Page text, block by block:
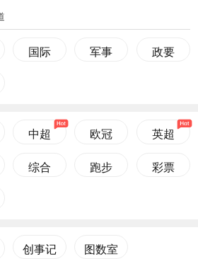
国际 军事 政要
中超 欧冠 英超
综合 跑步 彩票
创事记 图数室